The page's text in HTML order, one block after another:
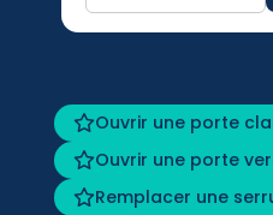
Ouvrir une porte
Ouvrir une porte
Remplacer une